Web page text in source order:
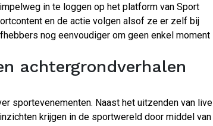
in te loggen op het platform van Sport
en de actie volgen alsof ze er zelf bij
nog eenvoudiger om geen enkel moment
achtergrondverhalen
sportevenementen. Naast het uitzenden van live
krijgen in de sportwereld door middel van